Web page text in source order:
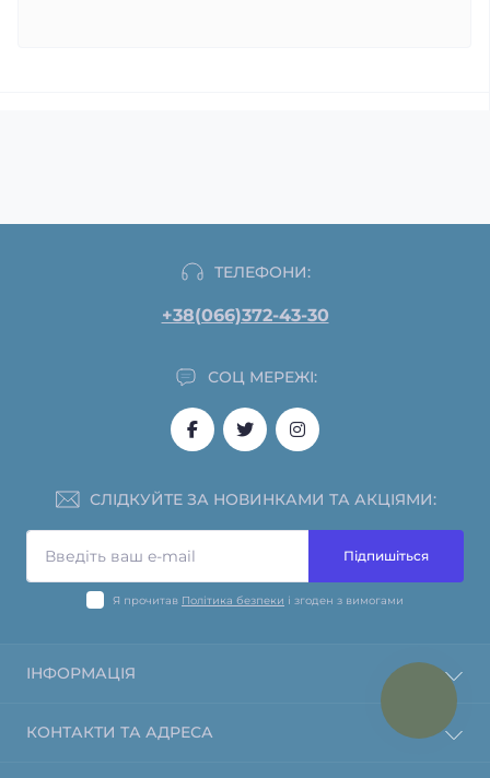
ТЕЛЕФОНИ:
+38(066)372-43-30
СОЦ МЕРЕЖІ:
СЛІДКУЙТЕ ЗА НОВИНКАМИ ТА АКЦІЯМИ:
Підпишіться
Я прочитав Політика безпеки і згоден з вимогами
ІНФОРМАЦІЯ
Політика повернення та відшкодування
КОНТАКТИ ТА АДРЕСА